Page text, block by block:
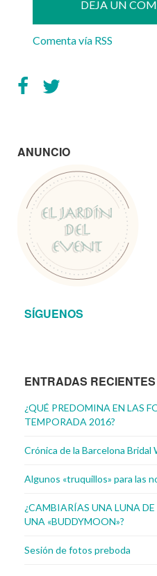
Comenta vía RSS
ANUNCIO
SÍGUENOS
ENTRADAS RECIENTES
¿QUÉ PREDOMINA EN LAS
TEMPORADA 2016?
Crónica de la Barcelona Bridal
Algunos «truquillos» para las
¿CAMBIARÍAS UNA LUNA
UNA «BUDDYMOON»?
Sesión de fotos preboda